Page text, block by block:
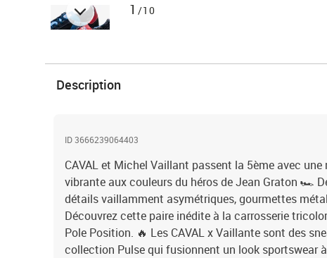
1 /10
Description
ID 3666239064403
CAVAL et Michel Vaillant passent la 5ème avec
vibrante aux couleurs du héros de Jean Graton 🏎️
détails vaillamment asymétriques, gourmettes
Découvrez cette paire inédite à la carrosserie
Pole Position. 🔥 Les CAVAL x Vaillante sont des
collection Pulse qui fusionnent un look sportswear